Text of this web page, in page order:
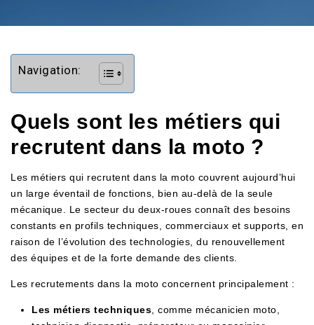
Navigation:
Quels sont les métiers qui
recrutent dans la moto ?
Les métiers qui recrutent dans la moto couvrent aujourd’hui
un large éventail de fonctions, bien au-delà de la seule
mécanique. Le secteur du deux-roues connaît des besoins
constants en profils techniques, commerciaux et supports, en
raison de l’évolution des technologies, du renouvellement
des équipes et de la forte demande des clients.
Les recrutements dans la moto concernent principalement :
Les métiers techniques , comme mécanicien moto,